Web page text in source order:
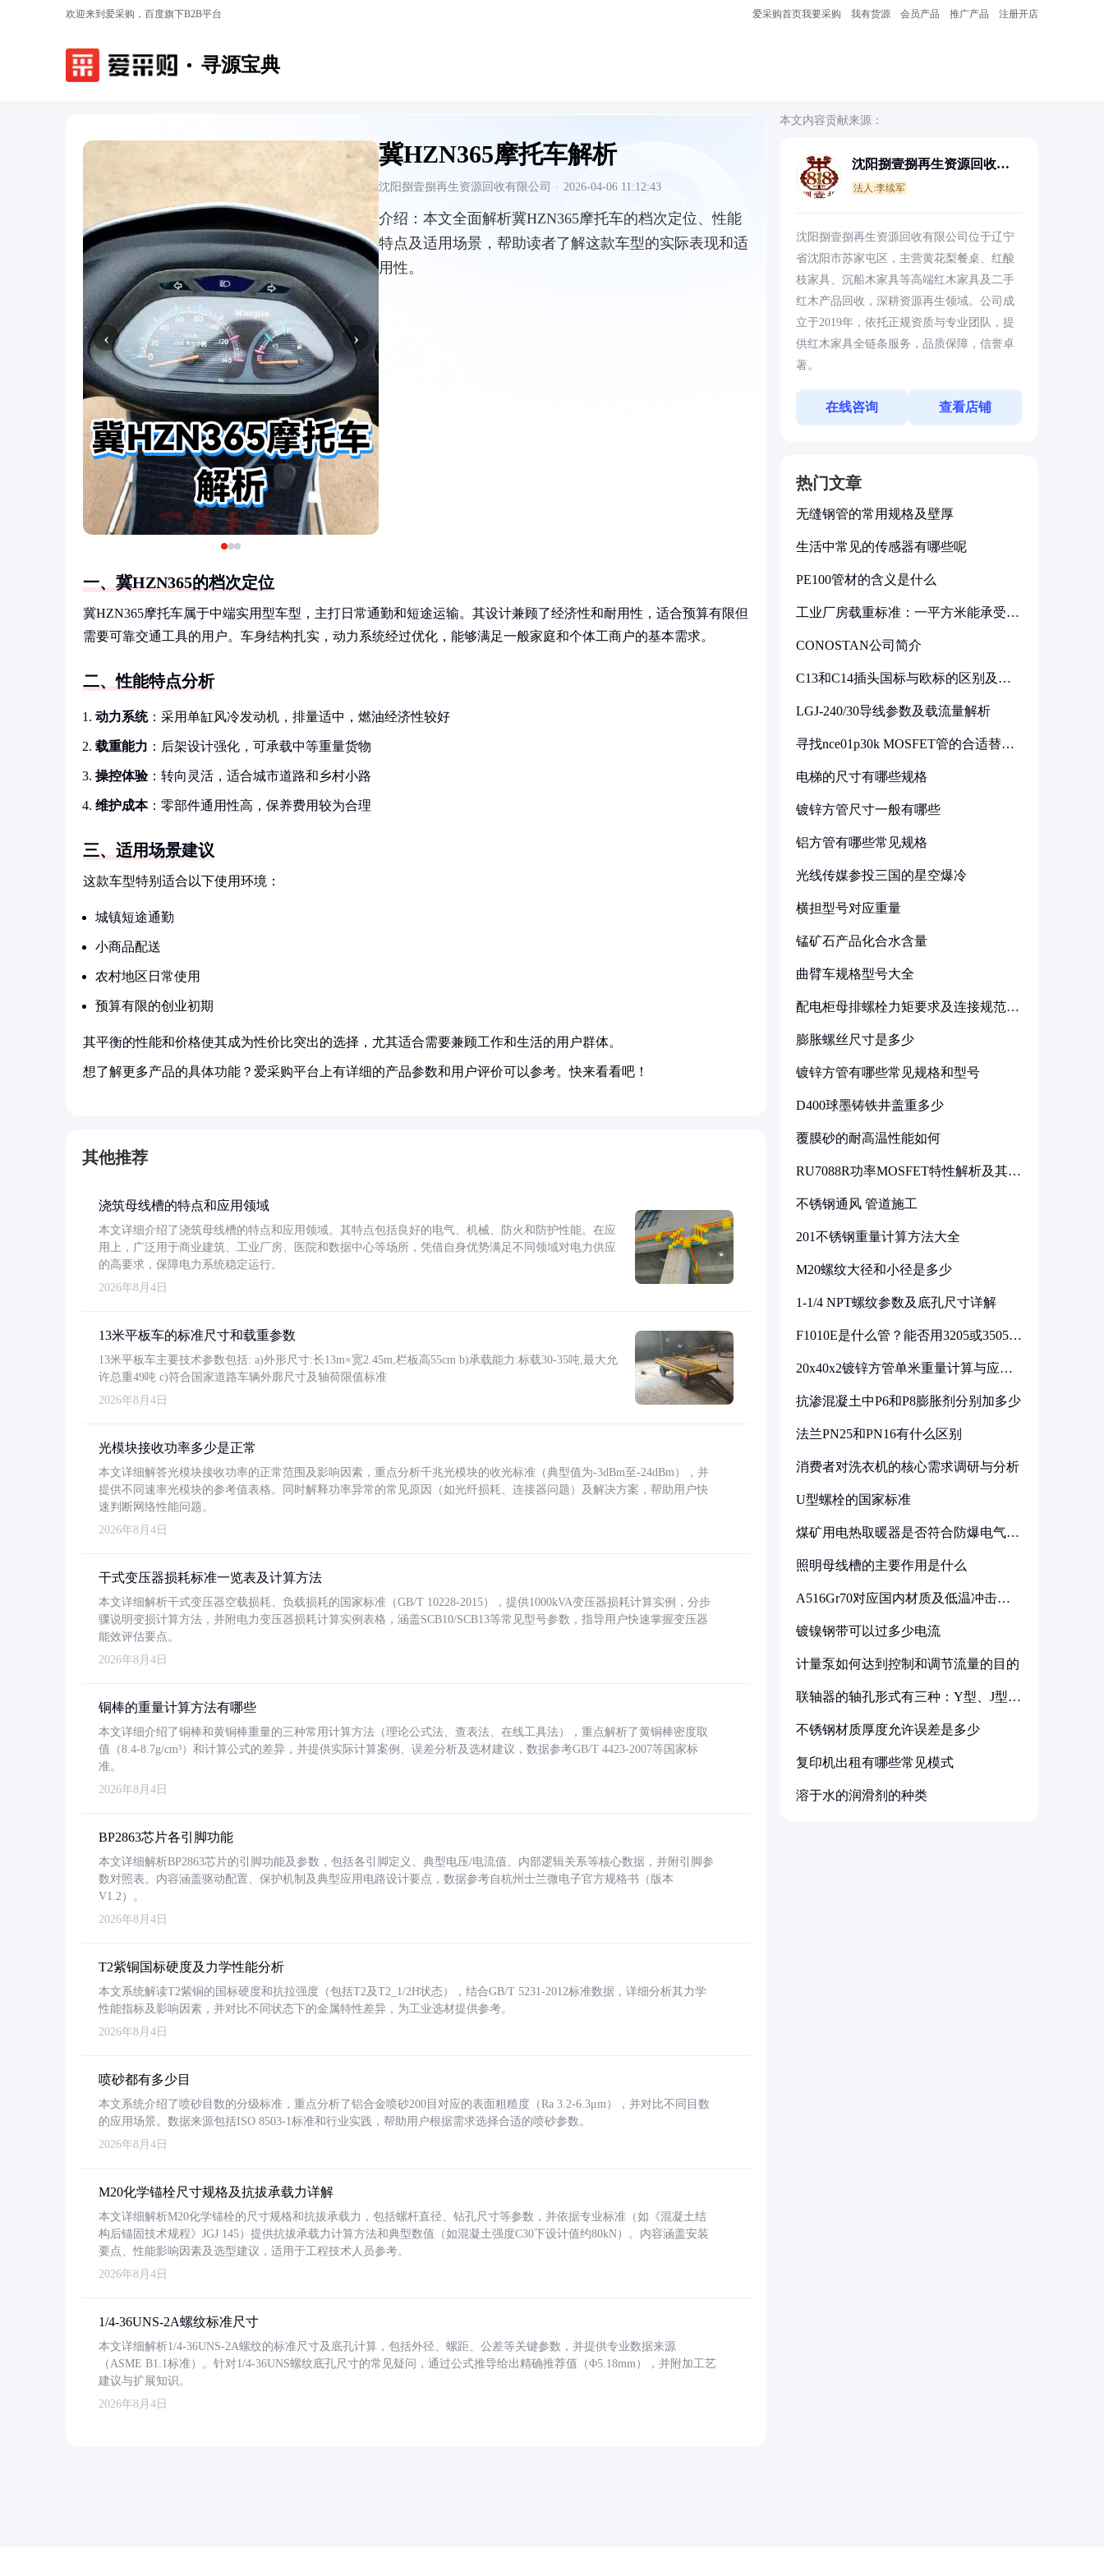
欢迎来到爱采购，百度旗下B2B平台 爱采购首页我要采购 我有货源 会员产品 推广产品 注册开店
寻源宝典
‹ ›
冀HZN365摩托车解析
沈阳捌壹捌再生资源回收有限公司 · 2026-04-06 11:12:43
介绍： 本文全面解析冀HZN365摩托车的档次定位、性能
特点及适用场景，帮助读者了解这款车型的实际表现和适
用性。
一、冀HZN365的档次定位
冀HZN365摩托车属于中端实用型车型，主打日常通勤和短途运输。其设计兼顾了经济性和耐用性，适合预算有限但
需要可靠交通工具的用户。车身结构扎实，动力系统经过优化，能够满足一般家庭和个体工商户的基本需求。
二、性能特点分析
动力系统：采用单缸风冷发动机，排量适中，燃油经济性较好
载重能力 ：后架设计强化，可承载中等重量货物
操控体验：转向灵活，适合城市道路和乡村小路
维护成本：零部件通用性高，保养费用较为合理
三、适用场景建议
这款车型特别适合以下使用环境：
城镇短途通勤
小商品配送
农村地区日常使用
预算有限的创业初期
其平衡的性能和价格使其成为性价比突出的选择，尤其适合需要兼顾工作和生活的用户群体。
想了解更多产品的具体功能？爱采购平台上有详细的产品参数和用户评价可以参考。快来看看吧！
其他推荐
浇筑母线槽的特点和应用领域
本文详细介绍了浇筑母线槽的特点和应用领域。其特点包括良好的电气、机械、防火和防护性能。在应
用上，广泛用于商业建筑、工业厂房、医院和数据中心等场所，凭借自身优势满足不同领域对电力供应
的高要求，保障电力系统稳定运行。
2026年8月4日
13米平板车的标准尺寸和载重参数
13米平板车主要技术参数包括: a)外形尺寸:长13m×宽2.45m,栏板高55cm b)承载能力:标载30-35吨,最大允
许总重49吨 c)符合国家道路车辆外廓尺寸及轴荷限值标准
2026年8月4日
光模块接收功率多少是正常
本文详细解答光模块接收功率的正常范围及影响因素，重点分析千兆光模块的收光标准（典型值为-3dBm至-24dBm），并
提供不同速率光模块的参考值表格。同时解释功率异常的常见原因（如光纤损耗、连接器问题）及解决方案，帮助用户快
速判断网络性能问题。
2026年8月4日
干式变压器损耗标准一览表及计算方法
本文详细解析干式变压器空载损耗、负载损耗的国家标准（GB/T 10228-2015），提供1000kVA变压器损耗计算实例，分步
骤说明变损计算方法，并附电力变压器损耗计算实例表格，涵盖SCB10/SCB13等常见型号参数，指导用户快速掌握变压器
能效评估要点。
2026年8月4日
铜棒的重量计算方法有哪些
本文详细介绍了铜棒和黄铜棒重量的三种常用计算方法（理论公式法、查表法、在线工具法），重点解析了黄铜棒密度取
值（8.4-8.7g/cm³）和计算公式的差异，并提供实际计算案例、误差分析及选材建议，数据参考GB/T 4423-2007等国家标
准。
2026年8月4日
BP2863芯片各引脚功能
本文详细解析BP2863芯片的引脚功能及参数，包括各引脚定义、典型电压/电流值、内部逻辑关系等核心数据，并附引脚参
数对照表。内容涵盖驱动配置、保护机制及典型应用电路设计要点，数据参考自杭州士兰微电子官方规格书（版本
V1.2）。
2026年8月4日
T2紫铜国标硬度及力学性能分析
本文系统解读T2紫铜的国标硬度和抗拉强度（包括T2及T2_1/2H状态），结合GB/T 5231-2012标准数据，详细分析其力学
性能指标及影响因素，并对比不同状态下的金属特性差异，为工业选材提供参考。
2026年8月4日
喷砂都有多少目
本文系统介绍了喷砂目数的分级标准，重点分析了铝合金喷砂200目对应的表面粗糙度（Ra 3.2-6.3μm），并对比不同目数
的应用场景。数据来源包括ISO 8503-1标准和行业实践，帮助用户根据需求选择合适的喷砂参数。
2026年8月4日
M20化学锚栓尺寸规格及抗拔承载力详解
本文详细解析M20化学锚栓的尺寸规格和抗拔承载力，包括螺杆直径、钻孔尺寸等参数，并依据专业标准（如《混凝土结
构后锚固技术规程》JGJ 145）提供抗拔承载力计算方法和典型数值（如混凝土强度C30下设计值约80kN）。内容涵盖安装
要点、性能影响因素及选型建议，适用于工程技术人员参考。
2026年8月4日
1/4-36UNS-2A螺纹标准尺寸
本文详细解析1/4-36UNS-2A螺纹的标准尺寸及底孔计算，包括外径、螺距、公差等关键参数，并提供专业数据来源
（ASME B1.1标准）。针对1/4-36UNS螺纹底孔尺寸的常见疑问，通过公式推导给出精确推荐值（Φ5.18mm），并附加工艺
建议与扩展知识。
2026年8月4日
本文内容贡献来源：
沈阳捌壹捌再生资源回收有
法人:李续军
沈阳捌壹捌再生资源回收有限公司位于辽宁
省沈阳市苏家屯区，主营黄花梨餐桌、红酸
枝家具、沉船木家具等高端红木家具及二手
红木产品回收，深耕资源再生领域。公司成
立于2019年，依托正规资质与专业团队，提
供红木家具全链条服务，品质保障，信誉卓
著。
在线咨询 查看店铺
热门文章
无缝钢管的常用规格及壁厚
生活中常见的传感器有哪些呢
PE100管材的含义是什么
工业厂房载重标准：一平方米能承受多
CONOSTAN公司简介
C13和C14插头国标与欧标的区别及其
LGJ-240/30导线参数及载流量解析
寻找nce01p30k MOSFET管的合适替代
电梯的尺寸有哪些规格
镀锌方管尺寸一般有哪些
铝方管有哪些常见规格
光线传媒参投三国的星空爆冷
横担型号对应重量
锰矿石产品化合水含量
曲臂车规格型号大全
配电柜母排螺栓力矩要求及连接规范详
膨胀螺丝尺寸是多少
镀锌方管有哪些常见规格和型号
D400球墨铸铁井盖重多少
覆膜砂的耐高温性能如何
RU7088R功率MOSFET特性解析及其在
不锈钢通风 管道施工
201不锈钢重量计算方法大全
M20螺纹大径和小径是多少
1-1/4 NPT螺纹参数及底孔尺寸详解
F1010E是什么管？能否用3205或3505代
20x40x2镀锌方管单米重量计算与应用
抗渗混凝土中P6和P8膨胀剂分别加多少
法兰PN25和PN16有什么区别
消费者对洗衣机的核心需求调研与分析
U型螺栓的国家标准
煤矿用电热取暖器是否符合防爆电气设
照明母线槽的主要作用是什么
A516Gr70对应国内材质及低温冲击要
镀镍钢带可以过多少电流
计量泵如何达到控制和调节流量的目的
联轴器的轴孔形式有三种：Y型、J型、
不锈钢材质厚度允许误差是多少
复印机出租有哪些常见模式
溶于水的润滑剂的种类